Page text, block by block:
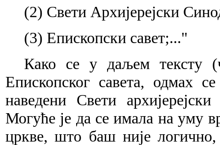
(2) Свети Архијерејски
(3) Епископски савет;..."
Како се у даљем тексту
Епископског савета, одмах
наведени Свети
Могуће је да се имала на уму
цркве, што баш није